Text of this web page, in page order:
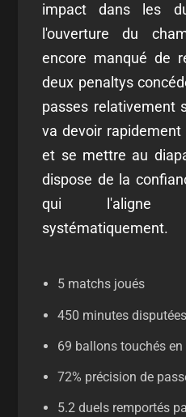
impact dans les
l'ouverture du
encore manqué de
deux penaltys
passes relativement
va devoir
et se mettre au
dispose de la
qui l'aligne
systématiquement.
5 matchs joués
450 minutes disputées
69 ballons touchés
72% précision de
5.2 duels remportés